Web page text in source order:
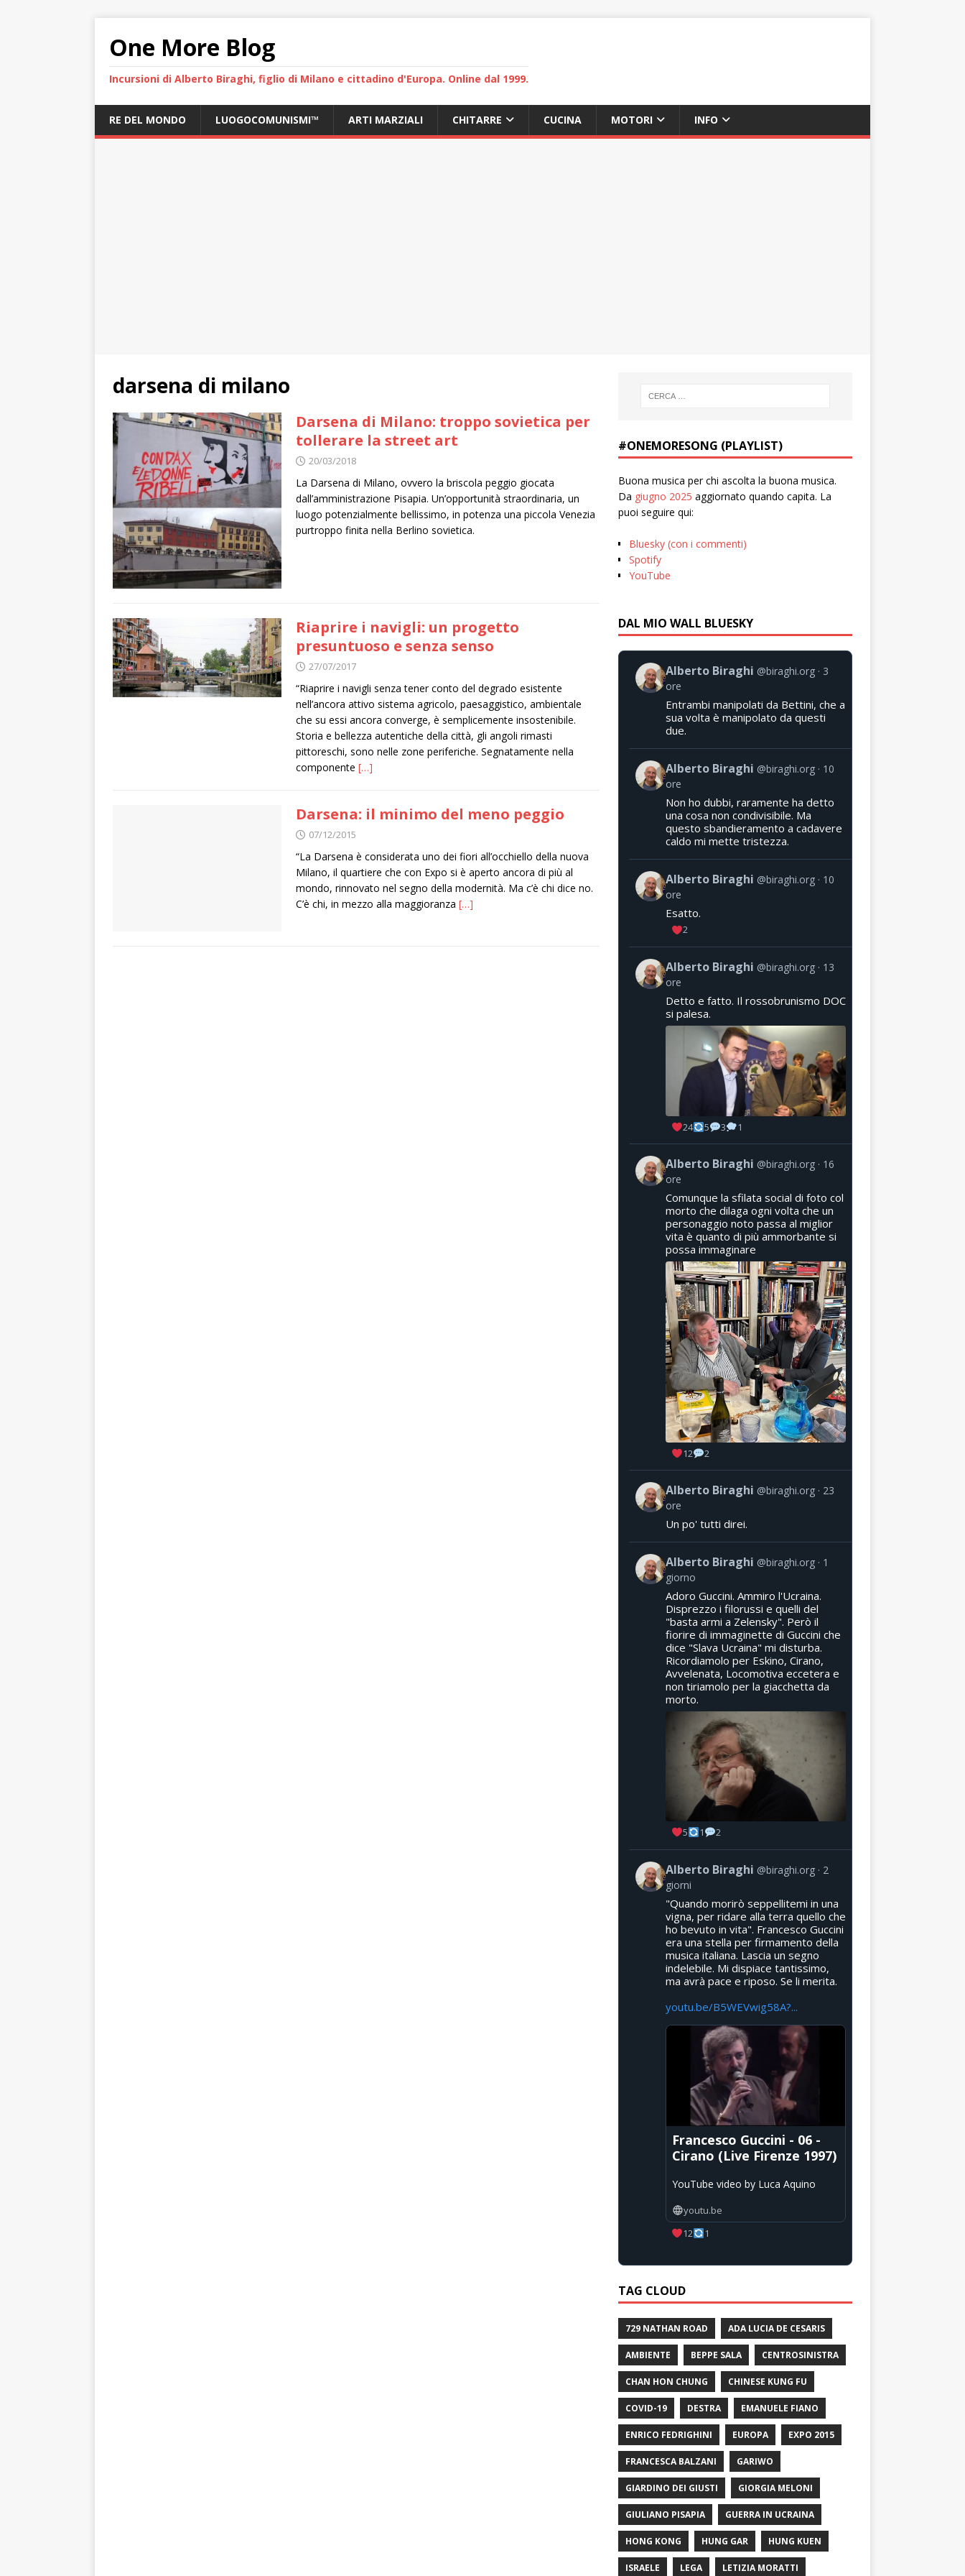
One More Blog
Incursioni di Alberto Biraghi, figlio di Milano e cittadino d'Europa. Online dal 1999.
RE DEL MONDO LUOGOCOMUNISMI™ ARTI MARZIALI CHITARRE CUCINA MOTORI INFO
darsena di milano
Darsena di Milano: troppo sovietica per
tollerare la street art
20/03/2018
La Darsena di Milano, ovvero la briscola peggio giocata
dall’amministrazione Pisapia. Un’opportunità straordinaria, un
luogo potenzialmente bellissimo, in potenza una piccola Venezia
purtroppo finita nella Berlino sovietica.
Riaprire i navigli: un progetto
presuntuoso e senza senso
27/07/2017
“Riaprire i navigli senza tener conto del degrado esistente
nell’ancora attivo sistema agricolo, paesaggistico, ambientale
che su essi ancora converge, è semplicemente insostenibile.
Storia e bellezza autentiche della città, gli angoli rimasti
pittoreschi, sono nelle zone periferiche. Segnatamente nella
componente […]
Darsena: il minimo del meno peggio
07/12/2015
“La Darsena è considerata uno dei fiori all’occhiello della nuova
Milano, il quartiere che con Expo si è aperto ancora di più al
mondo, rinnovato nel segno della modernità. Ma c’è chi dice no.
C’è chi, in mezzo alla maggioranza […]
#ONEMORESONG (PLAYLIST)
Buona musica per chi ascolta la buona musica.
Da giugno 2025 aggiornato quando capita. La
puoi seguire qui:
Bluesky (con i commenti)
Spotify
YouTube
DAL MIO WALL BLUESKY
Alberto Biraghi @biraghi.org
3
ore
Entrambi manipolati da Bettini, che a
sua volta è manipolato da questi
due.
Alberto Biraghi @biraghi.org
10
ore
Non ho dubbi, raramente ha detto
una cosa non condivisibile. Ma
questo sbandieramento a cadavere
caldo mi mette tristezza.
Alberto Biraghi @biraghi.org
10
ore
Esatto.
2
Alberto Biraghi @biraghi.org
13
ore
Detto e fatto. Il rossobrunismo DOC
si palesa.
24 5 3 1
Alberto Biraghi @biraghi.org
16
ore
Comunque la sfilata social di foto col
morto che dilaga ogni volta che un
personaggio noto passa al miglior
vita è quanto di più ammorbante si
possa immaginare
12 2
Alberto Biraghi @biraghi.org
23
ore
Un po' tutti direi.
Alberto Biraghi @biraghi.org
1
giorno
Adoro Guccini. Ammiro l'Ucraina.
Disprezzo i filorussi e quelli del
"basta armi a Zelensky". Però il
fiorire di immaginette di Guccini che
dice "Slava Ucraina" mi disturba.
Ricordiamolo per Eskino, Cirano,
Avvelenata, Locomotiva eccetera e
non tiriamolo per la giacchetta da
morto.
5 1 2
Alberto Biraghi @biraghi.org
2
giorni
"Quando morirò seppellitemi in una
vigna, per ridare alla terra quello che
ho bevuto in vita". Francesco Guccini
era una stella per firmamento della
musica italiana. Lascia un segno
indelebile. Mi dispiace tantissimo,
ma avrà pace e riposo. Se li merita.
youtu.be/B5WEVwig58A?...
Francesco Guccini - 06 -
Cirano (Live Firenze 1997)
YouTube video by Luca Aquino
youtu.be
12
1
TAG CLOUD
729 NATHAN ROAD ADA LUCIA DE CESARIS
AMBIENTE BEPPE SALA CENTROSINISTRA
CHAN HON CHUNG CHINESE KUNG FU
COVID-19 DESTRA EMANUELE FIANO
ENRICO FEDRIGHINI EUROPA EXPO 2015
FRANCESCA BALZANI GARIWO
GIARDINO DEI GIUSTI GIORGIA MELONI
GIULIANO PISAPIA GUERRA IN UCRAINA
HONG KONG HUNG GAR HUNG KUEN
ISRAELE LEGA LETIZIA MORATTI